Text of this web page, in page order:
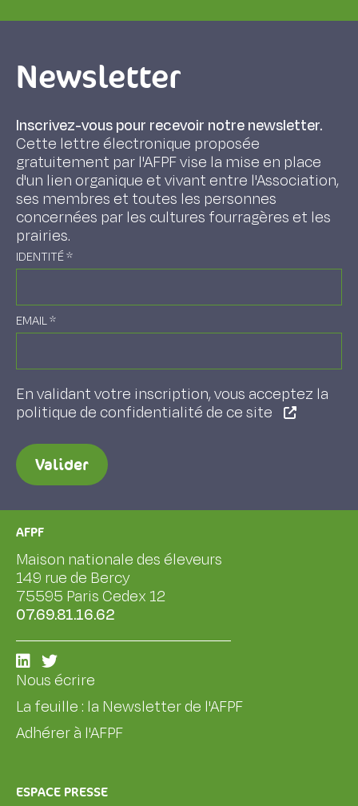
Newsletter
Inscrivez-vous pour recevoir notre newsletter.
Cette lettre électronique proposée
gratuitement par l'AFPF vise la mise en place
d'un lien organique et vivant entre l'Association,
ses membres et toutes les personnes
concernées par les cultures fourragères et les
prairies.
IDENTITÉ*
EMAIL*
En validant votre inscription, vous acceptez la
politique de confidentialité de ce site
Valider
AFPF
Maison nationale des éleveurs
149 rue de Bercy
75595 Paris Cedex 12
07.69.81.16.62
Nous écrire
La feuille : la Newsletter de l'AFPF
Adhérer à l'AFPF
ESPACE PRESSE